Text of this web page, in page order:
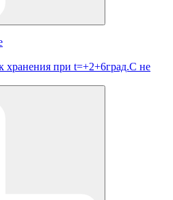
хранения при t=+2+6град.С не